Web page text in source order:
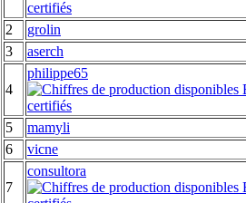
2
grolin
3
aserch
4
philippe65
5
mamyli
6
vicne
7
consultora